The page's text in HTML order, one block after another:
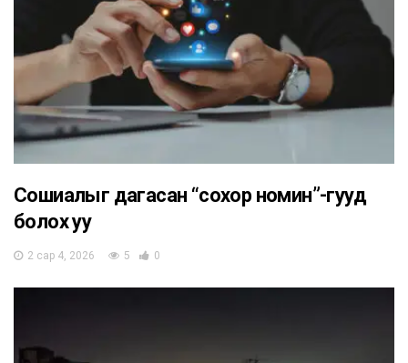
Сошиалыг дагасан “сохор номин”-гууд
болох уу
2 сар 4, 2026 5 0